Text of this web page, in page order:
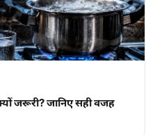
जरूरी? जानिए सही वजह